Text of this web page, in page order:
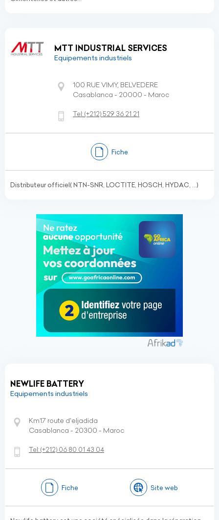
MTT INDUSTRIAL SERVICES
Equipements industriels
100 RUE VIMY, BELVEDERE
Casablanca - 20000 - Maroc
Tel:(+212) 529 36 21 21
Fiche
Distributeur officiel( NTN-SNR, LOCTITE, HOSCH, HYDAC, ...)
NEWLIFE BATTERY
Equipements industriels
Km17 route d'eljadida
Casablanca - 20300 - Maroc
Tel:(+212) 06 80 01 43 04
Fiche Site web